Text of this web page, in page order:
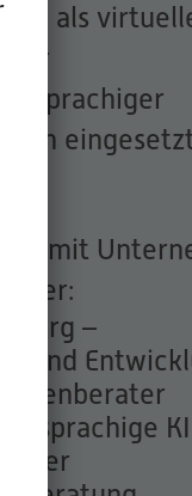
als
mit
–
und
der